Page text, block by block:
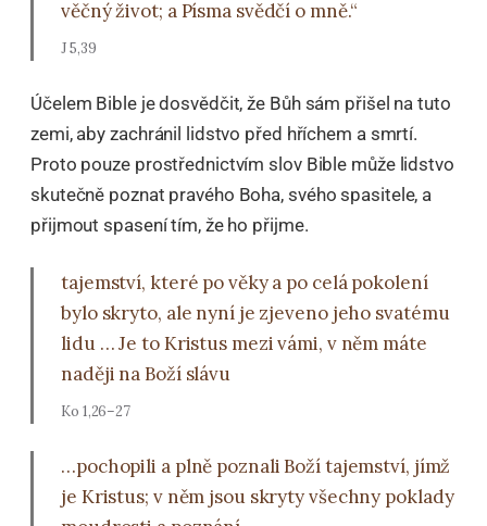
věčný život; a Písma svědčí o mně.“
J 5,39
Účelem Bible je dosvědčit, že Bůh sám přišel na tuto
zemi, aby zachránil lidstvo před hříchem a smrtí.
Proto pouze prostřednictvím slov Bible může lidstvo
skutečně poznat pravého Boha, svého spasitele, a
přijmout spasení tím, že ho přijme.
tajemství, které po věky a po celá pokolení
bylo skryto, ale nyní je zjeveno jeho svatému
lidu … Je to Kristus mezi vámi, v něm máte
naději na Boží slávu
Ko 1,26–27
…pochopili a plně poznali Boží tajemství, jímž
je Kristus; v něm jsou skryty všechny poklady